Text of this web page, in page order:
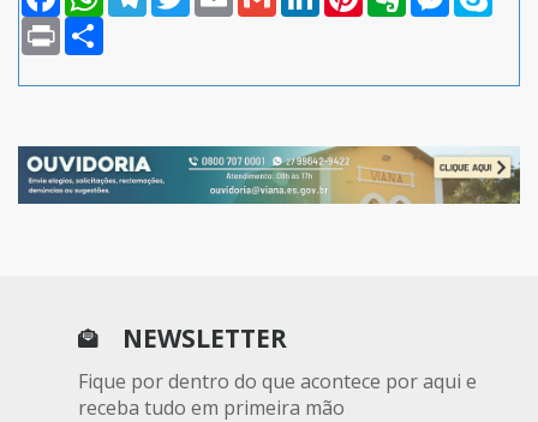
Print
NEWSLETTER
Fique por dentro do que acontece por aqui e
receba tudo em primeira mão